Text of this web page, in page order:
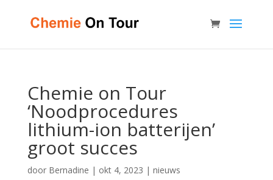
Chemie on Tour
‘Noodprocedures
lithium-ion batterijen’
groot succes
door Bernadine | okt 4, 2023 | nieuws